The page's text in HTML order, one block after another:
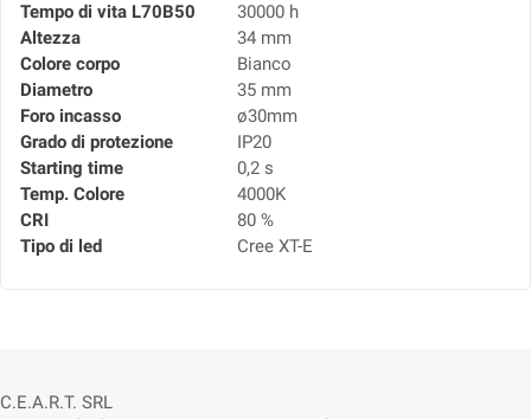
Tempo di vita L70B50
30000 h
Altezza
34 mm
Colore corpo
Bianco
Diametro
35 mm
Foro incasso
ø30mm
Grado di protezione
IP20
Starting time
0,2 s
Temp. Colore
4000K
CRI
80 %
Tipo di led
Cree XT-E
C.E.A.R.T. SRL